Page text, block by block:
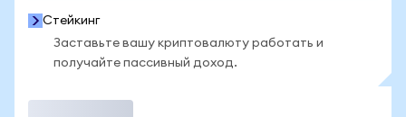
Стейкинг
Заставьте вашу криптовалюту работать и
получайте пассивный доход.